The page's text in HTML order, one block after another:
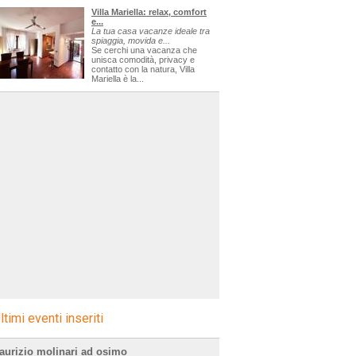
Villa Mariella: relax, comfort
e...
La tua casa vacanze ideale tra
spiaggia, movida e...
Se cerchi una vacanza che
unisca comodità, privacy e
contatto con la natura, Villa
Mariella è la...
eventi inseriti
molinari ad osimo